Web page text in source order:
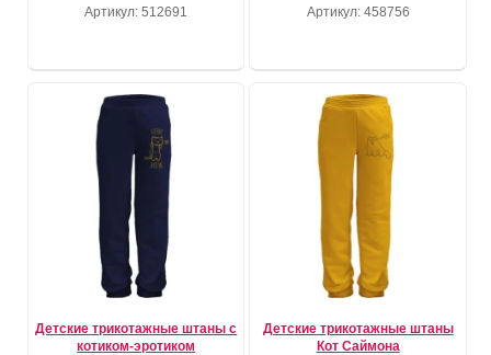
Артикул: 512691 Артикул: 458756
Детские трикотажные штаны с
котиком-эротиком
Детские трикотажные штаны
Кот Саймона